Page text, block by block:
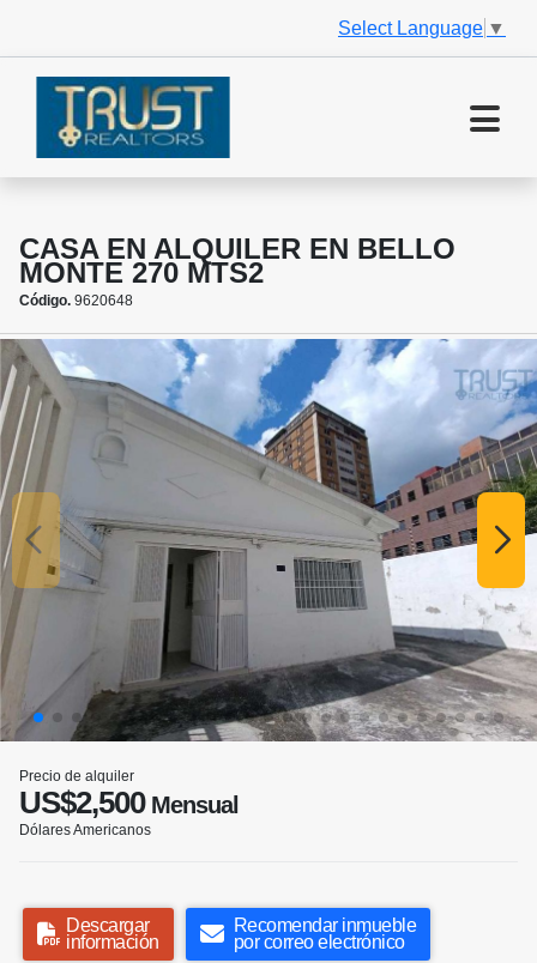
Select Language ▼
CASA EN ALQUILER EN BELLO
MONTE 270 MTS2
Código. 9620648
Precio de alquiler
US$2,500Mensual
Dólares Americanos
Descargar
información
Recomendar inmueble
por correo electrónico